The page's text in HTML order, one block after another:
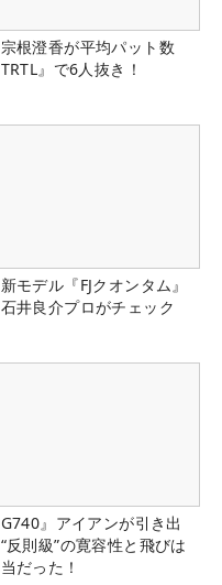
根澄香が平均パット数
TRTL』で6人抜き！
モデル『FJクオンタム』
井良介プロがチェック
G740』アイアンが引き出
反則級”の寛容性と飛びは
だった！